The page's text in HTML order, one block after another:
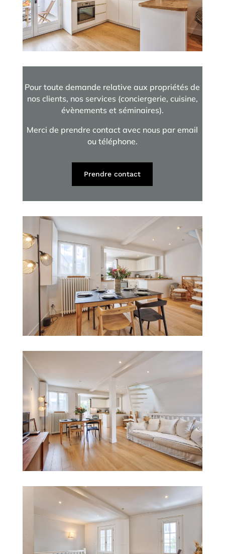
Pour toute demande relative aux propriétés de
nos clients, nos services (conciergerie, cuisine,
évènements et séminaires).
Merci de prendre contact avec nous par email
ou téléphone.
Prendre contact